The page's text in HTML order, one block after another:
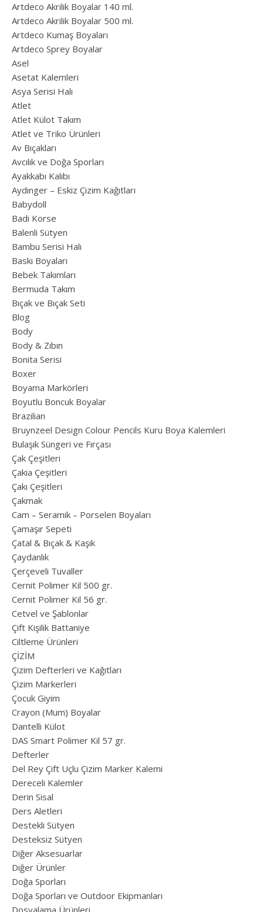
Artdeco Akrilik Boyalar 140 ml.
Artdeco Akrilik Boyalar 500 ml.
Artdeco Kumaş Boyaları
Artdeco Sprey Boyalar
Asel
Asetat Kalemleri
Asya Serisi Halı
Atlet
Atlet Külot Takım
Atlet ve Triko Ürünleri
Av Bıçakları
Avcılık ve Doğa Sporları
Ayakkabı Kalıbı
Aydınger – Eskiz Çizim Kağıtları
Babydoll
Badi Korse
Balenli Sütyen
Bambu Serisi Halı
Baskı Boyaları
Bebek Takımları
Bermuda Takım
Bıçak ve Bıçak Seti
Blog
Body
Body & Zıbın
Bonita Serisi
Boxer
Boyama Markörleri
Boyutlu Boncuk Boyalar
Brazilian
Bruynzeel Design Colour Pencils Kuru Boya Kalemleri
Bulaşık Süngeri ve Fırçası
Çak Çeşitleri
Çakia Çeşitleri
Çakı Çeşitleri
Çakmak
Cam – Seramik – Porselen Boyaları
Çamaşır Sepeti
Çatal & Bıçak & Kaşık
Çaydanlık
Çerçeveli Tuvaller
Cernit Polimer Kil 500 gr.
Cernit Polimer Kil 56 gr.
Cetvel ve Şablonlar
Çift Kişilik Battaniye
Ciltleme Ürünleri
ÇİZİM
Çizim Defterleri ve Kağıtları
Çizim Markerleri
Çocuk Giyim
Crayon (Mum) Boyalar
Dantelli Külot
DAS Smart Polimer Kil 57 gr.
Defterler
Del Rey Çift Uçlu Çizim Marker Kalemi
Dereceli Kalemler
Derin Sisal
Ders Aletleri
Destekli Sütyen
Desteksiz Sütyen
Diğer Aksesuarlar
Diğer Ürünler
Doğa Sporları
Doğa Sporları ve Outdoor Ekipmanları
Dosyalama Ürünleri